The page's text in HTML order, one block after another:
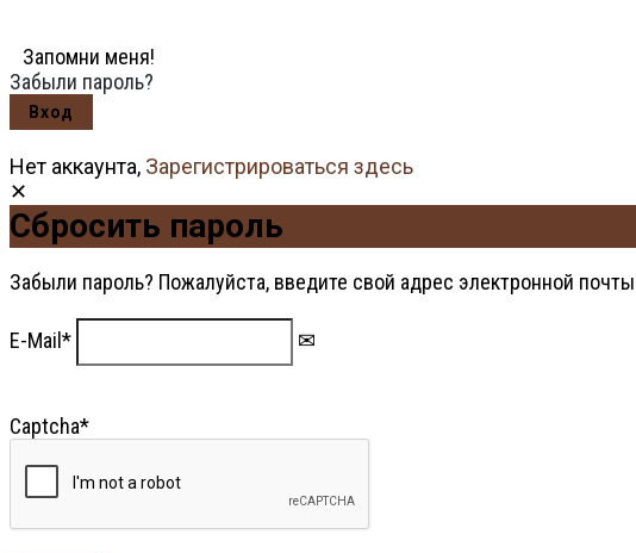
Запомни меня!
Забыли пароль?
Нет аккаунта, Зарегистрироваться здесь
Сбросить пароль
Забыли пароль? Пожалуйста, введите свой адрес электронной
E-Mail*
Captcha*